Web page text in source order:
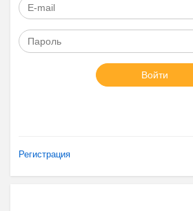
Войти
Регистрация